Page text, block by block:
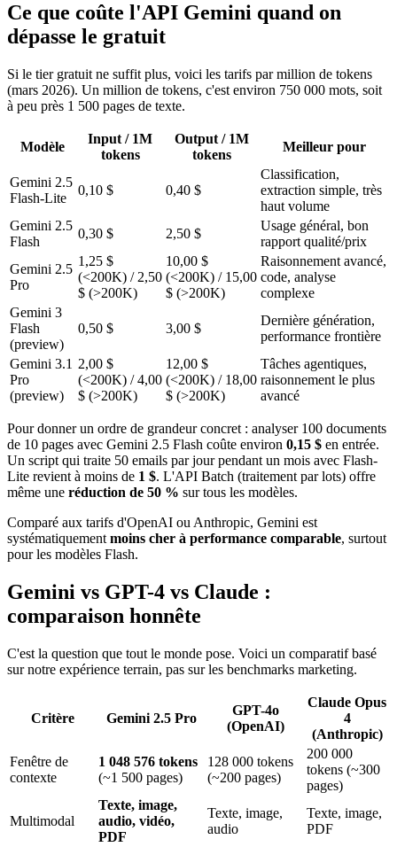
Ce que coûte l'API Gemini quand on
dépasse le gratuit
Si le tier gratuit ne suffit plus, voici les tarifs par million de tokens
(mars 2026). Un million de tokens, c'est environ 750 000 mots, soit
à peu près 1 500 pages de texte.
Modèle
Input / 1M
tokens
Output / 1M
tokens
Meilleur pour
Gemini 2.5
Flash-Lite
0,10 $ 0,40 $
Classification,
extraction simple, très
haut volume
Gemini 2.5
Flash
0,30 $ 2,50 $
Usage général, bon
rapport qualité/prix
Gemini 2.5
Pro
1,25 $
(<200K) / 2,50
$ (>200K)
10,00 $
(<200K) / 15,00
$ (>200K)
Raisonnement avancé,
code, analyse
complexe
Gemini 3
Flash
(preview)
0,50 $ 3,00 $
Dernière génération,
performance frontière
Gemini 3.1
Pro
(preview)
2,00 $
(<200K) / 4,00
$ (>200K)
12,00 $
(<200K) / 18,00
$ (>200K)
Tâches agentiques,
raisonnement le plus
avancé
Pour donner un ordre de grandeur concret : analyser 100 documents
de 10 pages avec Gemini 2.5 Flash coûte environ 0,15 $ en entrée.
Un script qui traite 50 emails par jour pendant un mois avec Flash-
Lite revient à moins de 1 $. L'API Batch (traitement par lots) offre
même une réduction de 50 % sur tous les modèles.
Comparé aux tarifs d'OpenAI ou Anthropic, Gemini est
systématiquement moins cher à performance comparable, surtout
pour les modèles Flash.
Gemini vs GPT-4 vs Claude :
comparaison honnête
C'est la question que tout le monde pose. Voici un comparatif basé
sur notre expérience terrain, pas sur les benchmarks marketing.
Critère Gemini 2.5 Pro
GPT-4o
(OpenAI)
Claude Opus
4
(Anthropic)
Fenêtre de
contexte
1 048 576 tokens
(~1 500 pages)
128 000 tokens
(~200 pages)
200 000
tokens (~300
pages)
Multimodal
Texte, image,
audio, vidéo,
PDF
Texte, image,
audio
Texte, image,
PDF